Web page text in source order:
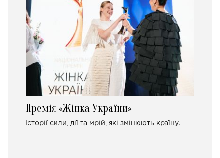
Премія «Жінка України»
Історії сили, дії та мрій, які змінюють країну.